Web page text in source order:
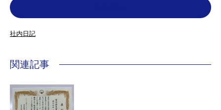
社内日記
関連記事